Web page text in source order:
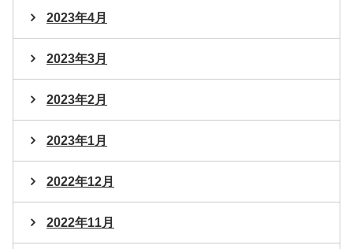
2023年4月
2023年3月
2023年2月
2023年1月
2022年12月
2022年11月